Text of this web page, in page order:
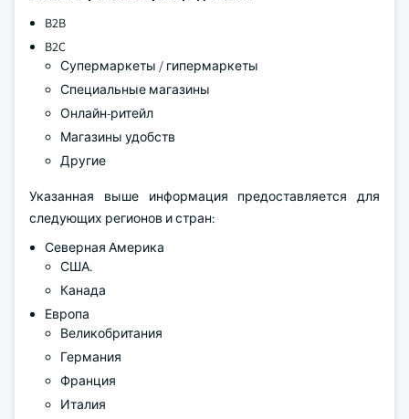
B2B
B2C
Супермаркеты / гипермаркеты
Специальные магазины
Онлайн-ритейл
Магазины удобств
Другие
Указанная выше информация предоставляется для
следующих регионов и стран:
Северная Америка
США.
Канада
Европа
Великобритания
Германия
Франция
Италия